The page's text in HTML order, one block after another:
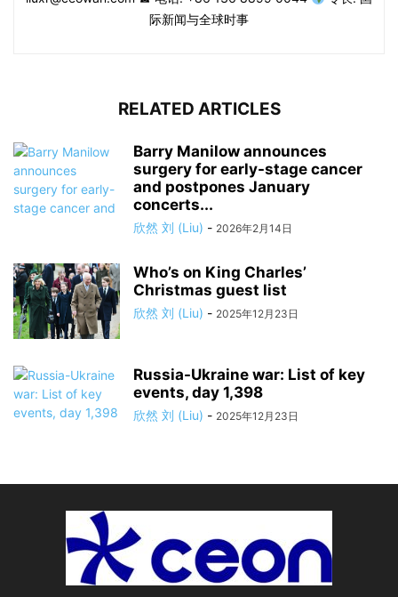
际新闻与全球时事
RELATED ARTICLES
Barry Manilow announces
surgery for early-stage cancer
and postpones January
concerts...
欣然 刘 (Liu) - 2026年2月14日
Who’s on King Charles’
Christmas guest list
欣然 刘 (Liu) - 2025年12月23日
Russia-Ukraine war: List of key
events, day 1,398
欣然 刘 (Liu) - 2025年12月23日